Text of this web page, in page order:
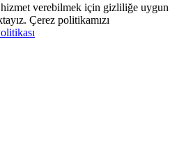
verebilmek için gizliliğe uygun
Çerez politikamızı